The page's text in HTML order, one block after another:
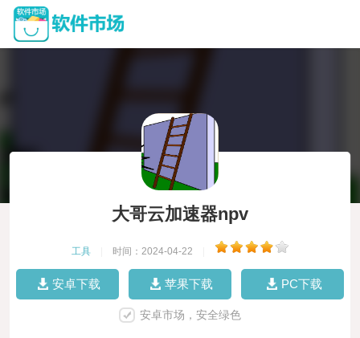
大哥云加速器npv
工具 时间：2024-04-22
安卓下载 苹果下载 PC下载
安卓市场，安全绿色